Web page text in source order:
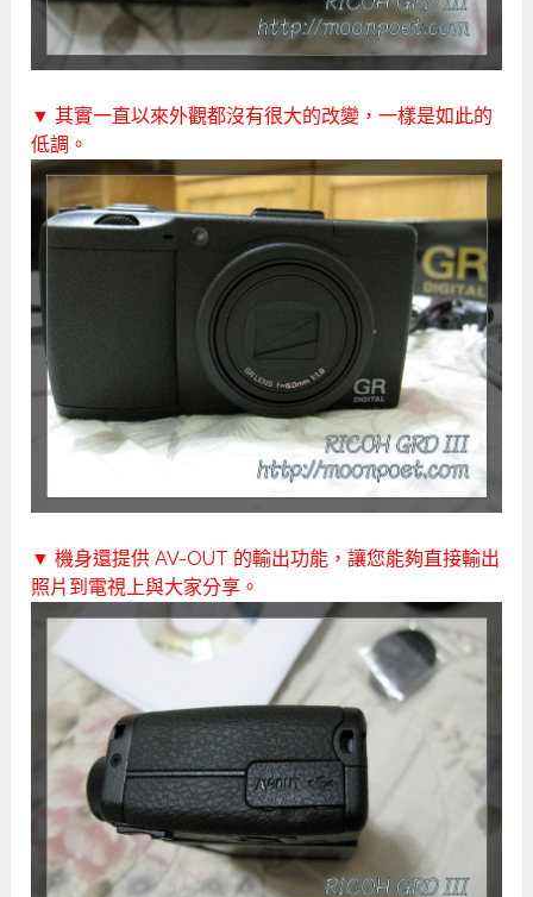
▼ 其實一直以來外觀都沒有很大的改變，一樣是如此的
低調。
▼ 機身還提供 AV-OUT 的輸出功能，讓您能夠直接輸出
照片到電視上與大家分享。